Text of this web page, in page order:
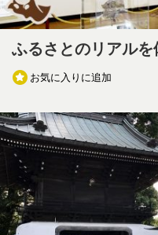
ふるさとのリアル
お気に入りに追加